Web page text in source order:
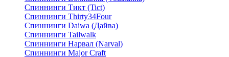
Спиннинги Тикт (Tict)
Спиннинги Thirty34Four
Спиннинги Daiwa (Дайва)
Спиннинги Tailwalk
Спиннинги Нарвал (Narval)
Спиннинги Major Craft